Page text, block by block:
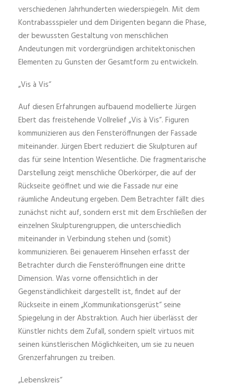
verschiedenen Jahrhunderten wiederspiegeln. Mit dem
Kontrabassspieler und dem Dirigenten begann die Phase,
der bewussten Gestaltung von menschlichen
Andeutungen mit vordergründigen architektonischen
Elementen zu Gunsten der Gesamtform zu entwickeln.
„Vis à Vis“
Auf diesen Erfahrungen aufbauend modellierte Jürgen
Ebert das freistehende Vollrelief „Vis à Vis“. Figuren
kommunizieren aus den Fensteröffnungen der Fassade
miteinander. Jürgen Ebert reduziert die Skulpturen auf
das für seine Intention Wesentliche. Die fragmentarische
Darstellung zeigt menschliche Oberkörper, die auf der
Rückseite geöffnet und wie die Fassade nur eine
räumliche Andeutung ergeben. Dem Betrachter fällt dies
zunächst nicht auf, sondern erst mit dem Erschließen der
einzelnen Skulpturengruppen, die unterschiedlich
miteinander in Verbindung stehen und (somit)
kommunizieren. Bei genauerem Hinsehen erfasst der
Betrachter durch die Fensteröffnungen eine dritte
Dimension. Was vorne offensichtlich in der
Gegenständlichkeit dargestellt ist, findet auf der
Rückseite in einem „Kommunikationsgerüst“ seine
Spiegelung in der Abstraktion. Auch hier überlässt der
Künstler nichts dem Zufall, sondern spielt virtuos mit
seinen künstlerischen Möglichkeiten, um sie zu neuen
Grenzerfahrungen zu treiben.
„Lebenskreis“